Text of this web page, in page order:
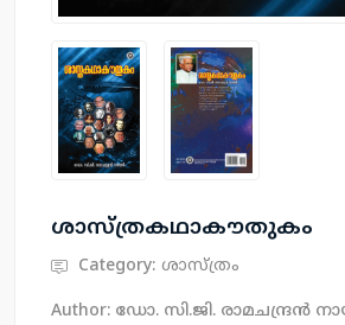
ശാസ്ത്രകഥാകൗതുകം
Category: ശാസ്ത്രം
Author: ഡോ. സി.ജി. രാമചന്ദ്രന്‍